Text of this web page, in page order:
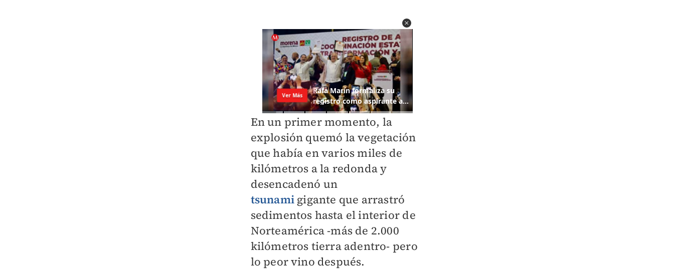
En un primer momento, la
explosión quemó la vegetación
que había en varios miles de
kilómetros a la redonda y
desencadenó un
tsunami gigante que arrastró
sedimentos hasta el interior de
Norteamérica-más de 2.000
kilómetros tierra adentro- pero
lo peor vino después.